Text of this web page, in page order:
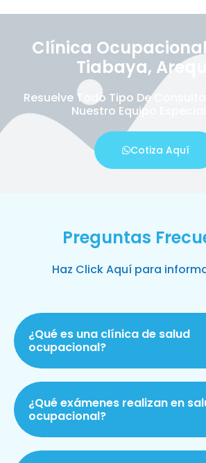
Clínica
Tiabaya,
Resuelve Todo Tipo De
Nuestro Equipo
Cotiza Aquí
Preguntas
Haz Click Aquí para
¿Qué es una clínica de salud
ocupacional?
¿Qué exámenes realizan en
ocupacional?